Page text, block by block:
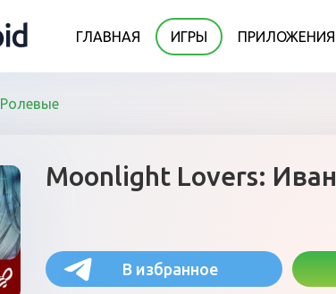
ГЛАВНАЯ ИГРЫ ПРИЛОЖЕНИЯ
Ролевые
Moonlight Lovers: Иван
В избранное